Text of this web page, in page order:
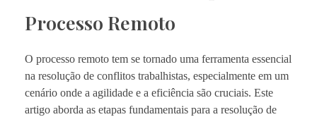
Processo Remoto
O processo remoto tem se tornado uma ferramenta essencial
na resolução de conflitos trabalhistas, especialmente em um
cenário onde a agilidade e a eficiência são cruciais. Este
artigo aborda as etapas fundamentais para a resolução de